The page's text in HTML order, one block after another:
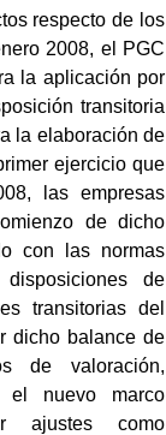
respecto de los
2008, el PGC
la aplicación por
transitoria
la elaboración de
ejercicio que
las empresas
de dicho
con las normas
de
transitorias del
dicho balance de
de valoración,
el nuevo marco
ajustes como